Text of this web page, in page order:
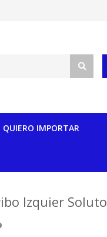
QUIERO IMPORTAR
Izquier Soluto